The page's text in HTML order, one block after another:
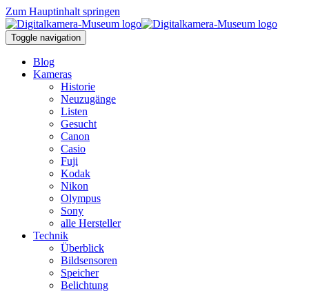
Zum Hauptinhalt springen
Toggle navigation
Blog
Kameras
Historie
Neuzugänge
Listen
Gesucht
Canon
Casio
Fuji
Kodak
Nikon
Olympus
Sony
alle Hersteller
Technik
Überblick
Bildsensoren
Speicher
Belichtung